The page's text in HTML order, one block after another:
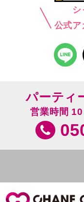
シ
公式ア
パーティ
営業時間